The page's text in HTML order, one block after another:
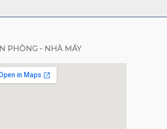
PHÒNG - NHÀ MÁY